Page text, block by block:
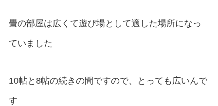
畳の部屋は広くて遊び場として適した場所になっ
ていました
10帖と8帖の続きの間ですので、とっても広いんで
す